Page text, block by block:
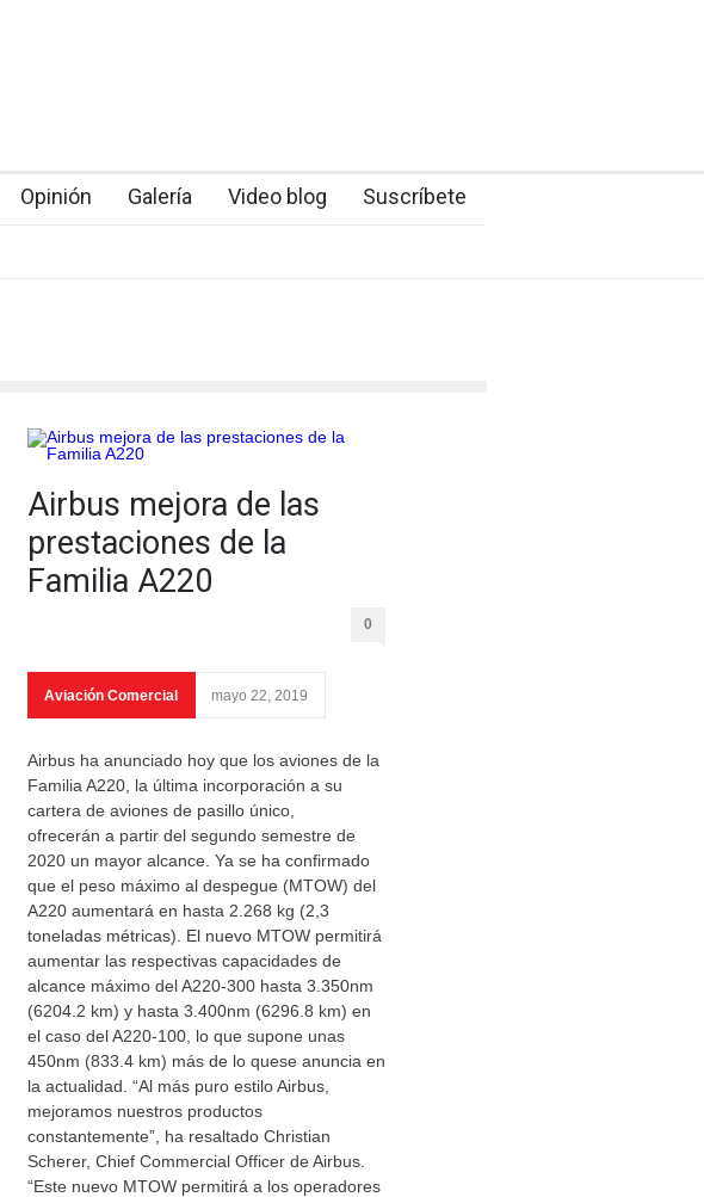
Opinión Galería Video blog Suscríbete
Airbus mejora de las
prestaciones de la
Familia A220
0
Aviación Comercial mayo 22, 2019
Airbus ha anunciado hoy que los aviones de la
Familia A220, la última incorporación a su
cartera de aviones de pasillo único,
ofrecerán a partir del segundo semestre de
2020 un mayor alcance. Ya se ha confirmado
que el peso máximo al despegue (MTOW) del
A220 aumentará en hasta 2.268 kg (2,3
toneladas métricas). El nuevo MTOW permitirá
aumentar las respectivas capacidades de
alcance máximo del A220-300 hasta 3.350nm
(6204.2 km) y hasta 3.400nm (6296.8 km) en
el caso del A220-100, lo que supone unas
450nm (833.4 km) más de lo quese anuncia en
la actualidad. “Al más puro estilo Airbus,
mejoramos nuestros productos
constantemente”, ha resaltado Christian
Scherer, Chief Commercial Officer de Airbus.
“Este nuevo MTOW permitirá a los operadores